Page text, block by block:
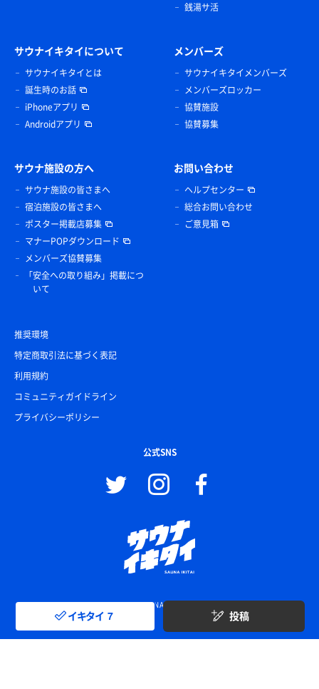
イキタイ 7 投稿
銭湯サ活
サウナイキタイについて
サウナイキタイとは
誕生時のお話
iPhoneアプリ
Androidアプリ
メンバーズ
サウナイキタイメンバーズ
メンバーズロッカー
協賛施設
協賛募集
サウナ施設の方へ
サウナ施設の皆さまへ
宿泊施設の皆さまへ
ポスター掲載店募集
マナーPOPダウンロード
メンバーズ協賛募集
「安全への取り組み」掲載につ
いて
お問い合わせ
ヘルプセンター
総合お問い合わせ
ご意見箱
推奨環境
特定商取引法に基づく表記
利用規約
コミュニティガイドライン
プライバシーポリシー
公式SNS
© SAUNA IKITAI